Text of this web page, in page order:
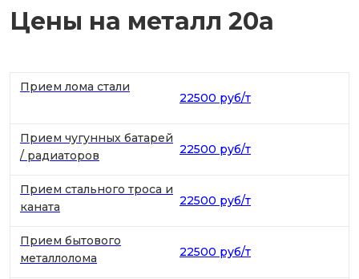
Цены на металл 20а
Прием лома стали
22500 руб/т
Прием чугунных батарей
/ радиаторов
22500 руб/т
Прием стального троса и
каната
22500 руб/т
Прием бытового
металлолома
22500 руб/т